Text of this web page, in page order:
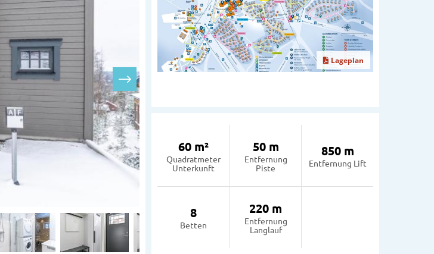
Lageplan
60 m²
Quadratmeter
Unterkunft
50 m
Entfernung
Piste
850 m
Entfernung Lift
8
Betten
220 m
Entfernung
Langlauf